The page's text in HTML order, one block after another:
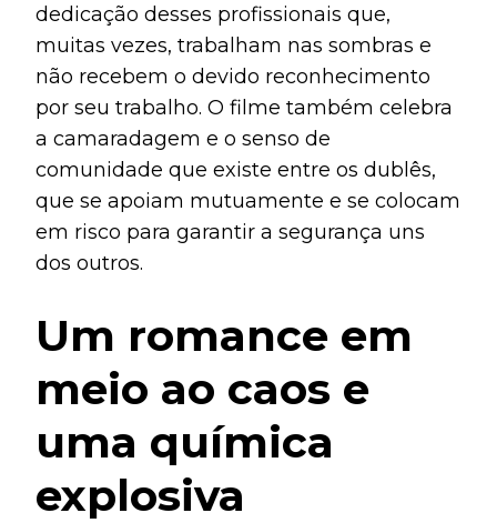
dedicação desses profissionais que,
muitas vezes, trabalham nas sombras e
não recebem o devido reconhecimento
por seu trabalho. O filme também celebra
a camaradagem e o senso de
comunidade que existe entre os dublês,
que se apoiam mutuamente e se colocam
em risco para garantir a segurança uns
dos outros.
Um romance em
meio ao caos e
uma química
explosiva